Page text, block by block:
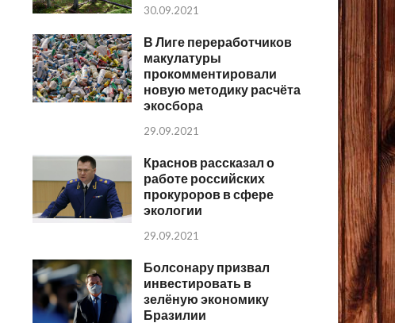
30.09.2021
В Лиге переработчиков
макулатуры
прокомментировали
новую методику расчёта
экосбора
29.09.2021
Краснов рассказал о
работе российских
прокуроров в сфере
экологии
29.09.2021
Болсонару призвал
инвестировать в
зелёную экономику
Бразилии